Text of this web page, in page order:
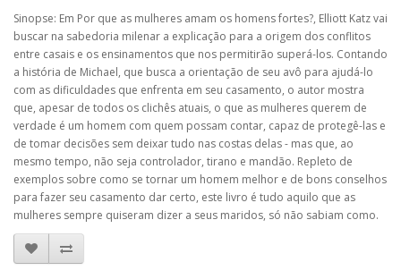
Sinopse: Em Por que as mulheres amam os homens fortes?, Elliott Katz vai
buscar na sabedoria milenar a explicação para a origem dos conflitos
entre casais e os ensinamentos que nos permitirão superá-los. Contando
a história de Michael, que busca a orientação de seu avô para ajudá-lo
com as dificuldades que enfrenta em seu casamento, o autor mostra
que, apesar de todos os clichês atuais, o que as mulheres querem de
verdade é um homem com quem possam contar, capaz de protegê-las e
de tomar decisões sem deixar tudo nas costas delas - mas que, ao
mesmo tempo, não seja controlador, tirano e mandão. Repleto de
exemplos sobre como se tornar um homem melhor e de bons conselhos
para fazer seu casamento dar certo, este livro é tudo aquilo que as
mulheres sempre quiseram dizer a seus maridos, só não sabiam como.